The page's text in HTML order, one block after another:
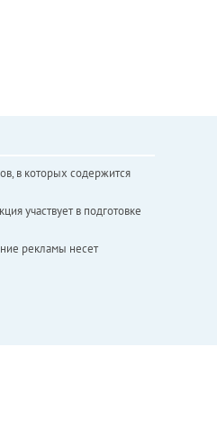
в которых содержится
участвует в подготовке
рекламы несет